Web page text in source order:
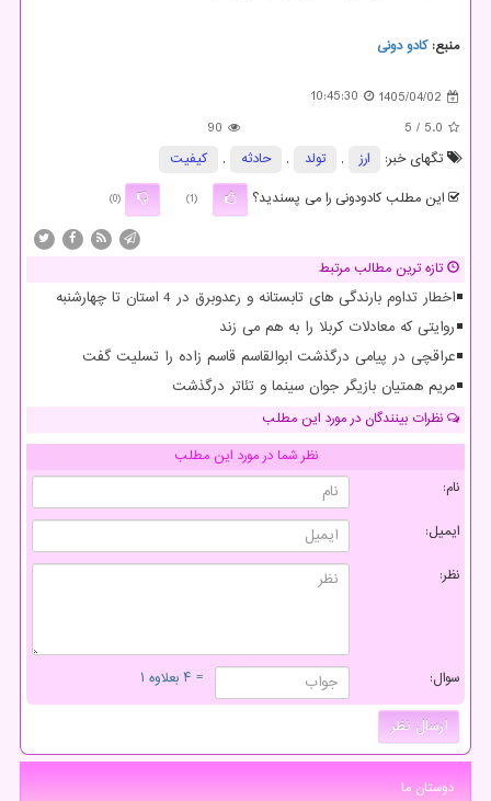
منبع:كادو دونی
1405/04/02
10:45:30
5.0
/ 5
90
تگهای خبر:
ارز , تولد , حادثه ,
كیفیت
این مطلب کادودونی را می پسندید؟
(1)
(0)
تازه ترین مطالب مرتبط
اخطار تداوم بارندگی های تابستانه و رعدوبرق در 4 استان تا چهارشنبه
روایتی که معادلات کربلا را به هم می زند
عراقچی در پیامی درگذشت ابوالقاسم قاسم زاده را تسلیت گفت
مریم همتیان بازیگر جوان سینما و تئاتر درگذشت
نظرات بینندگان در مورد این مطلب
نظر شما در مورد این مطلب
نام:
ایمیل:
نظر:
سوال: = ۴ بعلاوه ۱
دوستان ما